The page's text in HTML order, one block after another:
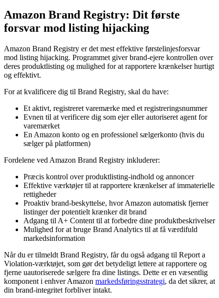
Amazon Brand Registry: Dit første
forsvar mod listing hijacking
Amazon Brand Registry er det mest effektive førstelinjesforsvar
mod listing hijacking. Programmet giver brand-ejere kontrollen over
deres produktlisting og mulighed for at rapportere krænkelser hurtigt
og effektivt.
For at kvalificere dig til Brand Registry, skal du have:
Et aktivt, registreret varemærke med et registreringsnummer
Evnen til at verificere dig som ejer eller autoriseret agent for
varemærket
En Amazon konto og en professionel sælgerkonto (hvis du
sælger på platformen)
Fordelene ved Amazon Brand Registry inkluderer:
Præcis kontrol over produktlisting-indhold og annoncer
Effektive værktøjer til at rapportere krænkelser af immaterielle
rettigheder
Proaktiv brand-beskyttelse, hvor Amazon automatisk fjerner
listinger der potentielt krænker dit brand
Adgang til A+ Content til at forbedre dine produktbeskrivelser
Mulighed for at bruge Brand Analytics til at få værdifuld
markedsinformation
Når du er tilmeldt Brand Registry, får du også adgang til Report a
Violation-værktøjet, som gør det betydeligt lettere at rapportere og
fjerne uautoriserede sælgere fra dine listings. Dette er en væsentlig
komponent i enhver Amazon markedsføringsstrategi, da det sikrer, at
din brand-integritet forbliver intakt.